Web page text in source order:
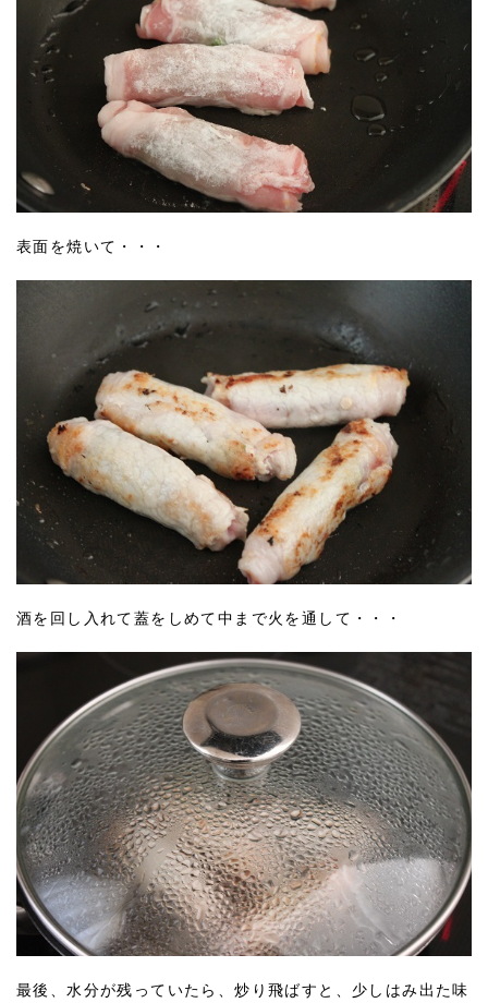
表面を焼いて・・・
酒を回し入れて蓋をしめて中まで火を通して・・・
最後、水分が残っていたら、炒り飛ばすと、少しはみ出た味